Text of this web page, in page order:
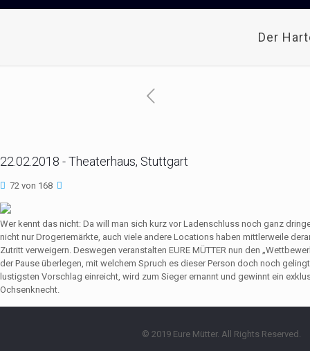
Der
22.02.2018 - Theaterhaus, Stuttgart
72 von 168
Wer kennt das nicht: Da will man sich kurz vor Ladenschluss noch ganz
nicht nur Drogeriemärkte, auch viele andere Locations haben mittlerweile
Zutritt verweigern. Deswegen veranstalten EURE MÜTTER nun den
der Pause überlegen, mit welchem Spruch es dieser Person doch noch
lustigsten Vorschlag einreicht, wird zum Sieger ernannt und gewinnt ein
Ochsenknecht.
© 2019 Eure Mütter. All Rights Reserved.